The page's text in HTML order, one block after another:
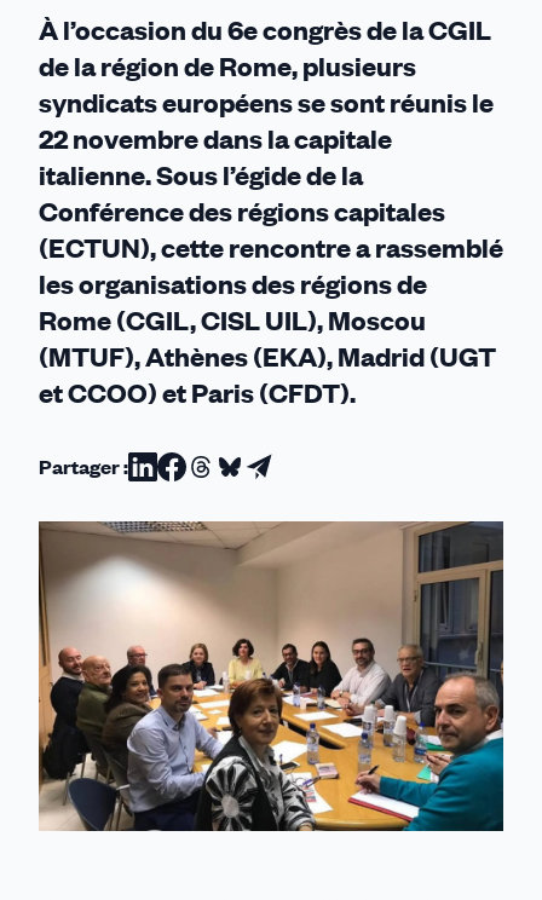
À l’occasion du 6e congrès de la CGIL
de la région de Rome, plusieurs
syndicats européens se sont réunis le
22 novembre dans la capitale
italienne. Sous l’égide de la
Conférence des régions capitales
(ECTUN), cette rencontre a rassemblé
les organisations des régions de
Rome (CGIL, CISL UIL), Moscou
(MTUF), Athènes (EKA), Madrid (UGT
et CCOO) et Paris (CFDT).
Partager :Partager
sur
Linkedin
Partager
sur
Facebook
Partager
sur
Threads
Partager
sur
Bluesky
Partager
par
email